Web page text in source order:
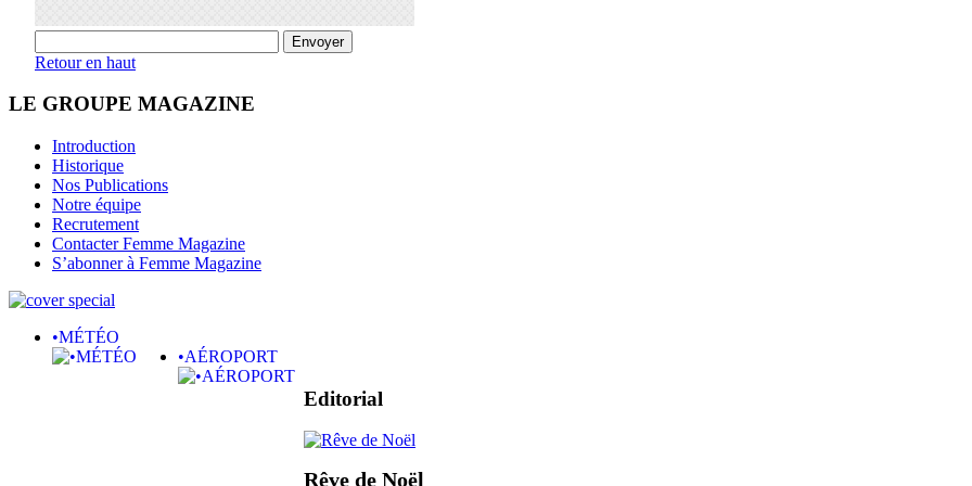
Retour en haut
LE GROUPE MAGAZINE
Introduction
Historique
Nos Publications
Notre équipe
Recrutement
Contacter Femme Magazine
S’abonner à Femme Magazine
•MÉTÉO
•AÉROPORT
Editorial
Rêve de Noël